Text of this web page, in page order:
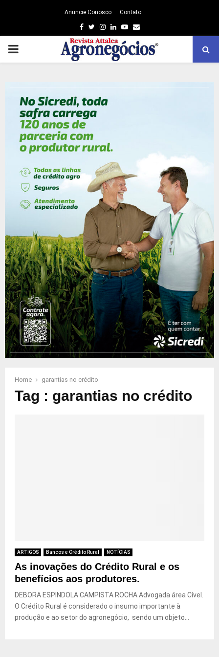
Anuncie Conosco Contato
Facebook
TwitterInstagram
LinkedinYoutube
Email
PRIMARY
Home garantias no crédito
Tag : garantias no crédito
ARTIGOS Bancos e Crédito Rural NOTÍCIAS
As inovações do Crédito Rural e os
benefícios aos produtores.
DEBORA ESPINDOLA CAMPISTA ROCHA Advogada área Cível.
O Crédito Rural é considerado o insumo importante à
produção e ao setor do agronegócio, sendo um objeto...